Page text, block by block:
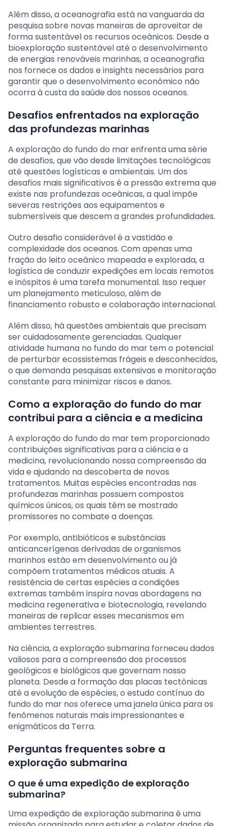
Além disso, a oceanografia está na vanguarda da
pesquisa sobre novas maneiras de aproveitar de
forma sustentável os recursos oceânicos. Desde a
bioexploração sustentável até o desenvolvimento
de energias renováveis marinhas, a oceanografia
nos fornece os dados e insights necessários para
garantir que o desenvolvimento econômico não
ocorra à custa da saúde dos nossos oceanos.
Desafios enfrentados na exploração
das profundezas marinhas
A exploração do fundo do mar enfrenta uma série
de desafios, que vão desde limitações tecnológicas
até questões logísticas e ambientais. Um dos
desafios mais significativos é a pressão extrema que
existe nas profundezas oceânicas, a qual impõe
severas restrições aos equipamentos e
submersíveis que descem a grandes profundidades.
Outro desafio considerável é a vastidão e
complexidade dos oceanos. Com apenas uma
fração do leito oceânico mapeada e explorada, a
logística de conduzir expedições em locais remotos
e inóspitos é uma tarefa monumental. Isso requer
um planejamento meticuloso, além de
financiamento robusto e colaboração internacional.
Além disso, há questões ambientais que precisam
ser cuidadosamente gerenciadas. Qualquer
atividade humana no fundo do mar tem o potencial
de perturbar ecossistemas frágeis e desconhecidos,
o que demanda pesquisas extensivas e monitoração
constante para minimizar riscos e danos.
Como a exploração do fundo do mar
contribui para a ciência e a medicina
A exploração do fundo do mar tem proporcionado
contribuições significativas para a ciência e a
medicina, revolucionando nossa compreensão da
vida e ajudando na descoberta de novos
tratamentos. Muitas espécies encontradas nas
profundezas marinhas possuem compostos
químicos únicos, os quais têm se mostrado
promissores no combate a doenças.
Por exemplo, antibióticos e substâncias
anticancerígenas derivadas de organismos
marinhos estão em desenvolvimento ou já
compõem tratamentos médicos atuais. A
resistência de certas espécies a condições
extremas também inspira novas abordagens na
medicina regenerativa e biotecnologia, revelando
maneiras de replicar esses mecanismos em
ambientes terrestres.
Na ciência, a exploração submarina forneceu dados
valiosos para a compreensão dos processos
geológicos e biológicos que governam nosso
planeta. Desde a formação das placas tectônicas
até a evolução de espécies, o estudo contínuo do
fundo do mar nos oferece uma janela única para os
fenômenos naturais mais impressionantes e
enigmáticos da Terra.
Perguntas frequentes sobre a
exploração submarina
O que é uma expedição de exploração
submarina?
Uma expedição de exploração submarina é uma